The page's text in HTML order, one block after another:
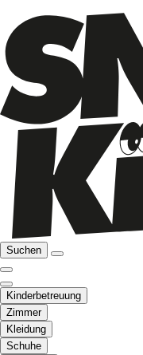
Suchen
Kinderbetreuung
Zimmer
Kleidung
Schuhe